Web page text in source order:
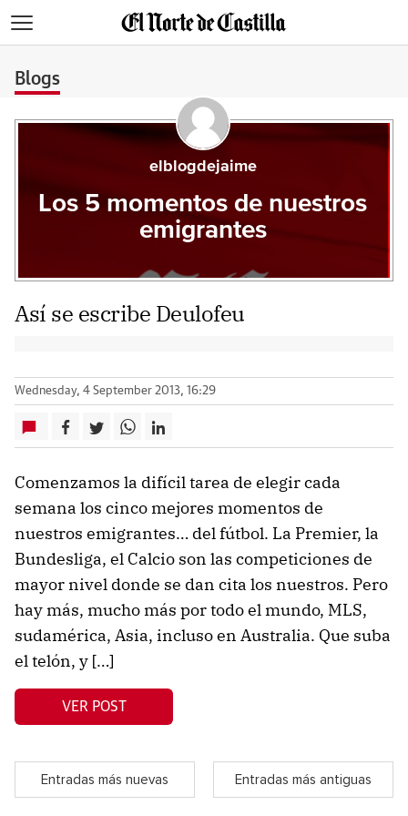
Blogs
elblogdejaime
Los 5 momentos de nuestros
emigrantes
Así se escribe Deulofeu
Wednesday, 4 September 2013, 16:29
Comenzamos la difícil tarea de elegir cada
semana los cinco mejores momentos de
nuestros emigrantes… del fútbol. La Premier, la
Bundesliga, el Calcio son las competiciones de
mayor nivel donde se dan cita los nuestros. Pero
hay más, mucho más por todo el mundo, MLS,
sudamérica, Asia, incluso en Australia. Que suba
el telón, y […]
VER POST
Entradas más nuevas Entradas más antiguas